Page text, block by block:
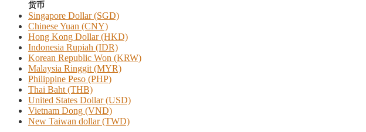
货币
Singapore Dollar (SGD)
Chinese Yuan (CNY)
Hong Kong Dollar (HKD)
Indonesia Rupiah (IDR)
Korean Republic Won (KRW)
Malaysia Ringgit (MYR)
Philippine Peso (PHP)
Thai Baht (THB)
United States Dollar (USD)
Vietnam Dong (VND)
New Taiwan dollar (TWD)